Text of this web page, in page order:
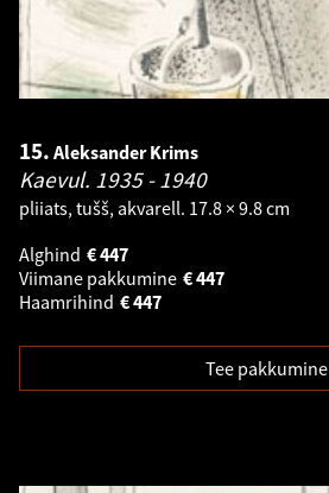
15. Aleksander Krims
Kaevul. 1935 - 1940
pliiats, tušš, akvarell. 17.8 × 9.8 cm
Alghind
447
€
Viimane pakkumine
447
€
Haamrihind
447
€
Tee pakkumine